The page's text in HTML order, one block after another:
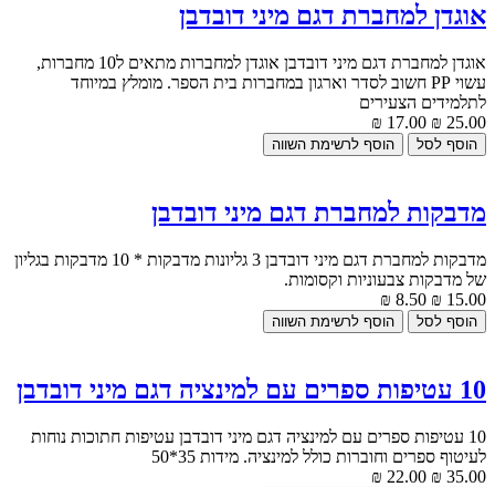
אוגדן למחברת דגם מיני דובדבן
אוגדן למחברת דגם מיני דובדבן אוגדן למחברות מתאים ל10 מחברות,
עשוי PP חשוב לסדר וארגון במחברות בית הספר. מומלץ במיוחד
לתלמידים הצעירים
25.00 ₪
17.00 ₪
מדבקות למחברת דגם מיני דובדבן
מדבקות למחברת דגם מיני דובדבן 3 גליונות מדבקות * 10 מדבקות בגליון
של מדבקות צבעוניות וקסומות.
15.00 ₪
8.50 ₪
10 עטיפות ספרים עם למינציה דגם מיני דובדבן
10 עטיפות ספרים עם למינציה דגם מיני דובדבן עטיפות חתוכות נוחות
לעיטוף ספרים וחוברות כולל למינציה. מידות 35*50
35.00 ₪
22.00 ₪